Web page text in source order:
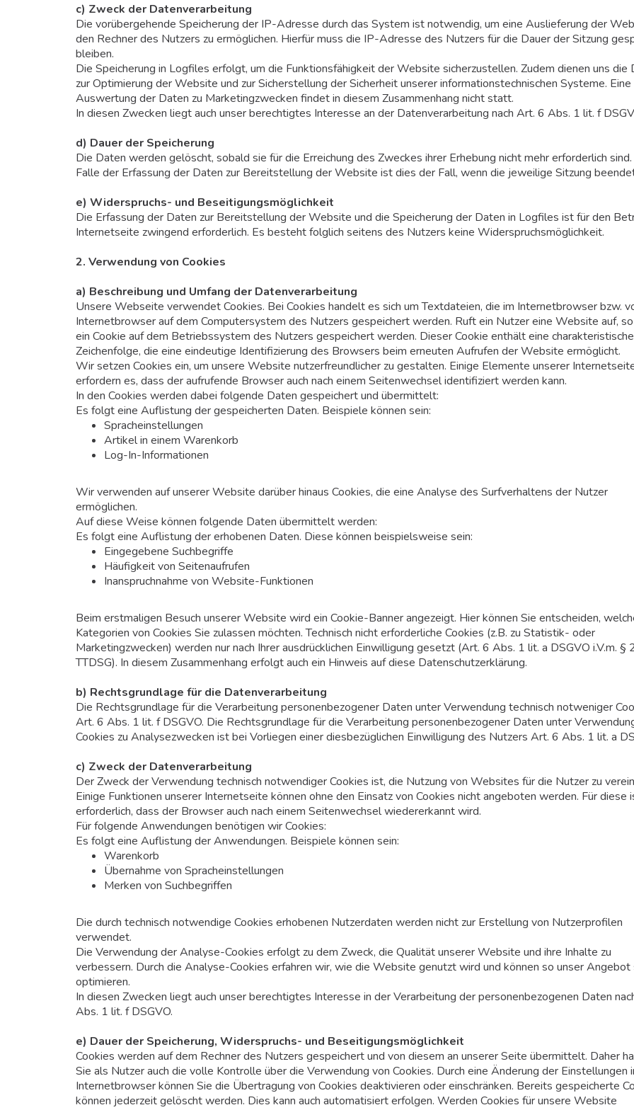
c) Zweck der Datenverarbeitung
Die vorübergehende Speicherung der IP-Adresse durch das System ist notwendig, um eine Auslieferung der
den Rechner des Nutzers zu ermöglichen. Hierfür muss die IP-Adresse des Nutzers für die Dauer der Sitzung
bleiben.
Die Speicherung in Logfiles erfolgt, um die Funktionsfähigkeit der Website sicherzustellen. Zudem dienen uns die
zur Optimierung der Website und zur Sicherstellung der Sicherheit unserer informationstechnischen Systeme. Eine
Auswertung der Daten zu Marketingzwecken findet in diesem Zusammenhang nicht statt.
In diesen Zwecken liegt auch unser berechtigtes Interesse an der Datenverarbeitung nach Art. 6 Abs. 1 lit. f
d) Dauer der Speicherung
Die Daten werden gelöscht, sobald sie für die Erreichung des Zweckes ihrer Erhebung nicht mehr erforderlich
Falle der Erfassung der Daten zur Bereitstellung der Website ist dies der Fall, wenn die jeweilige Sitzung
e) Widerspruchs- und Beseitigungsmöglichkeit
Die Erfassung der Daten zur Bereitstellung der Website und die Speicherung der Daten in Logfiles ist für den
Internetseite zwingend erforderlich. Es besteht folglich seitens des Nutzers keine Widerspruchsmöglichkeit.
2. Verwendung von Cookies
a) Beschreibung und Umfang der Datenverarbeitung
Unsere Webseite verwendet Cookies. Bei Cookies handelt es sich um Textdateien, die im Internetbrowser bzw.
Internetbrowser auf dem Computersystem des Nutzers gespeichert werden. Ruft ein Nutzer eine Website auf,
ein Cookie auf dem Betriebssystem des Nutzers gespeichert werden. Dieser Cookie enthält eine charakteristische
Zeichenfolge, die eine eindeutige Identifizierung des Browsers beim erneuten Aufrufen der Website ermöglicht.
Wir setzen Cookies ein, um unsere Website nutzerfreundlicher zu gestalten. Einige Elemente unserer
erfordern es, dass der aufrufende Browser auch nach einem Seitenwechsel identifiziert werden kann.
In den Cookies werden dabei folgende Daten gespeichert und übermittelt:
Es folgt eine Auflistung der gespeicherten Daten. Beispiele können sein:
Spracheinstellungen
Artikel in einem Warenkorb
Log-In-Informationen
Wir verwenden auf unserer Website darüber hinaus Cookies, die eine Analyse des Surfverhaltens der Nutzer
ermöglichen.
Auf diese Weise können folgende Daten übermittelt werden:
Es folgt eine Auflistung der erhobenen Daten. Diese können beispielsweise sein:
Eingegebene Suchbegriffe
Häufigkeit von Seitenaufrufen
Inanspruchnahme von Website-Funktionen
Beim erstmaligen Besuch unserer Website wird ein Cookie-Banner angezeigt. Hier können Sie entscheiden,
Kategorien von Cookies Sie zulassen möchten. Technisch nicht erforderliche Cookies (z.B. zu Statistik- oder
Marketingzwecken) werden nur nach Ihrer ausdrücklichen Einwilligung gesetzt (Art. 6 Abs. 1 lit. a DSGVO i.V.m. §
TTDSG). In diesem Zusammenhang erfolgt auch ein Hinweis auf diese Datenschutzerklärung.
b) Rechtsgrundlage für die Datenverarbeitung
Die Rechtsgrundlage für die Verarbeitung personenbezogener Daten unter Verwendung technisch notweniger
Art. 6 Abs. 1 lit. f DSGVO. Die Rechtsgrundlage für die Verarbeitung personenbezogener Daten unter
Cookies zu Analysezwecken ist bei Vorliegen einer diesbezüglichen Einwilligung des Nutzers Art. 6 Abs. 1 lit. a
c) Zweck der Datenverarbeitung
Der Zweck der Verwendung technisch notwendiger Cookies ist, die Nutzung von Websites für die Nutzer zu
Einige Funktionen unserer Internetseite können ohne den Einsatz von Cookies nicht angeboten werden. Für diese
erforderlich, dass der Browser auch nach einem Seitenwechsel wiedererkannt wird.
Für folgende Anwendungen benötigen wir Cookies:
Es folgt eine Auflistung der Anwendungen. Beispiele können sein:
Warenkorb
Übernahme von Spracheinstellungen
Merken von Suchbegriffen
Die durch technisch notwendige Cookies erhobenen Nutzerdaten werden nicht zur Erstellung von Nutzerprofilen
verwendet.
Die Verwendung der Analyse-Cookies erfolgt zu dem Zweck, die Qualität unserer Website und ihre Inhalte zu
verbessern. Durch die Analyse-Cookies erfahren wir, wie die Website genutzt wird und können so unser
optimieren.
In diesen Zwecken liegt auch unser berechtigtes Interesse in der Verarbeitung der personenbezogenen Daten
Abs. 1 lit. f DSGVO.
e) Dauer der Speicherung, Widerspruchs- und Beseitigungsmöglichkeit
Cookies werden auf dem Rechner des Nutzers gespeichert und von diesem an unserer Seite übermittelt. Daher
Sie als Nutzer auch die volle Kontrolle über die Verwendung von Cookies. Durch eine Änderung der Einstellungen
Internetbrowser können Sie die Übertragung von Cookies deaktivieren oder einschränken. Bereits gespeicherte
können jederzeit gelöscht werden. Dies kann auch automatisiert erfolgen. Werden Cookies für unsere Website